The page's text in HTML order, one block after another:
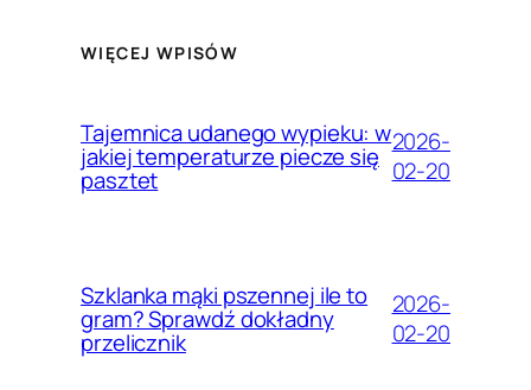
WIĘCEJ WPISÓW
Tajemnica udanego wypieku: w
jakiej temperaturze piecze się
pasztet
2026-
02-20
Szklanka mąki pszennej ile to
gram? Sprawdź dokładny
przelicznik
2026-
02-20